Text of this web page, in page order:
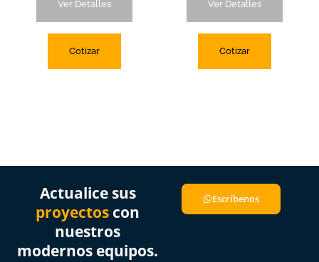
Ver Detalles
Cotizar
Ver Detalles
Cotizar
Actualice sus
proyectos con
nuestros
modernos equipos.
Escríbenos